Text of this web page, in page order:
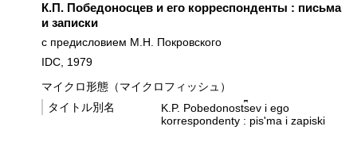
К.П. Победоносцев и его корреспонденты : письма
и записки
с предисловием М.Н. Покровского
IDC, 1979
マイクロ形態（マイクロフィッシュ）
タイトル別名
K.P. Pobedonost︠s︡ev i ego
korrespondenty : pisʹma i zapiski